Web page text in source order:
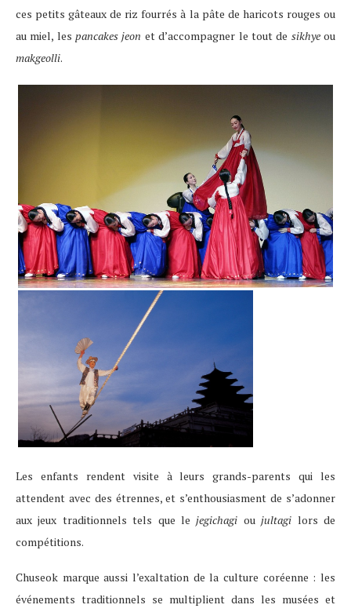
ces petits gâteaux de riz fourrés à la pâte de haricots rouges ou
au miel, les pancakes jeon et d’accompagner le tout de sikhyeou
makgeolli.
Les enfants rendent visite à leurs grands-parents qui les
attendent avec des étrennes, et s’enthousiasment de s’adonner
aux jeux traditionnels tels que lejegichagi ou jultagi lors de
compétitions.
Chuseok marque aussi l’exaltation de la culture coréenne : les
événements traditionnels se multiplient dans les musées et